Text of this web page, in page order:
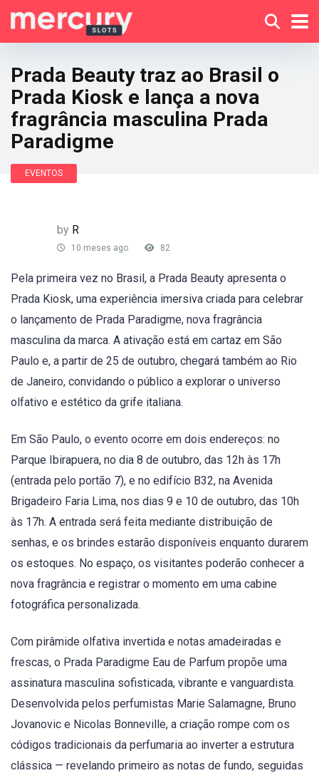
Prada Beauty traz ao Brasil o
Prada Kiosk e lança a nova
fragrância masculina Prada
Paradigme
EVENTOS
by R
10 meses ago 82
Pela primeira vez no Brasil, a Prada Beauty apresenta o
Prada Kiosk, uma experiência imersiva criada para celebrar
o lançamento de Prada Paradigme, nova fragrância
masculina da marca. A ativação está em cartaz em São
Paulo e, a partir de 25 de outubro, chegará também ao Rio
de Janeiro, convidando o público a explorar o universo
olfativo e estético da grife italiana.
Em São Paulo, o evento ocorre em dois endereços: no
Parque Ibirapuera, no dia 8 de outubro, das 12h às 17h
(entrada pelo portão 7), e no edifício B32, na Avenida
Brigadeiro Faria Lima, nos dias 9 e 10 de outubro, das 10h
às 17h. A entrada será feita mediante distribuição de
senhas, e os brindes estarão disponíveis enquanto durarem
os estoques. No espaço, os visitantes poderão conhecer a
nova fragrância e registrar o momento em uma cabine
fotográfica personalizada.
Com pirâmide olfativa invertida e notas amadeiradas e
frescas, o Prada Paradigme Eau de Parfum propõe uma
assinatura masculina sofisticada, vibrante e vanguardista.
Desenvolvida pelos perfumistas Marie Salamagne, Bruno
Jovanovic e Nicolas Bonneville, a criação rompe com os
códigos tradicionais da perfumaria ao inverter a estrutura
clássica — revelando primeiro as notas de fundo, seguidas